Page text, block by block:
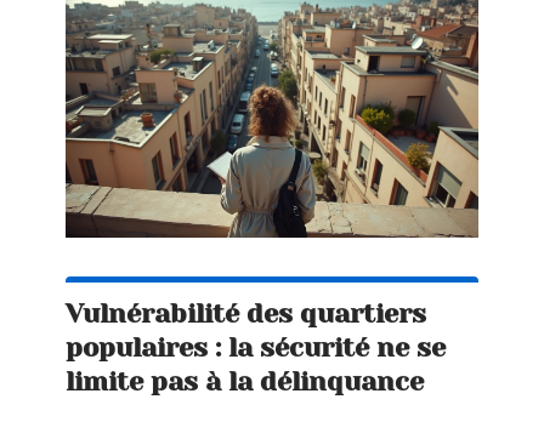
Vulnérabilité des quartiers
populaires : la sécurité ne se
limite pas à la délinquance